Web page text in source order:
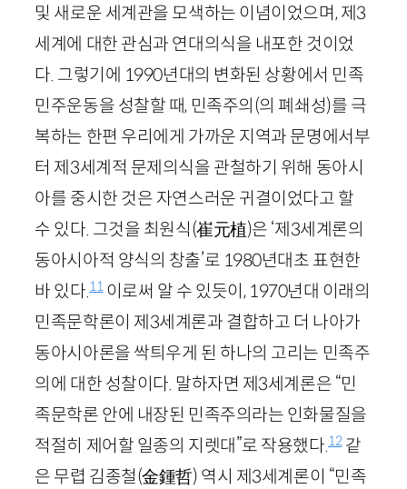
및 새로운 세계관을 모색하는 이념이었으며, 제 3
세계에 대한 관심과 연대의식을 내포한 것이었
다. 그렇기에 1990년대의 변화된 상황에서 민족
민주운동을 성찰할 때, 민족주의(의 폐쇄성)를 극
복하는 한편 우리에게 가까운 지역과 문명에서부
터 제 3세계적 문제의식을 관철하기 위해 동아시
아를 중시한 것은 자연스러운 귀결이었다고 할
수 있다. 그것을 최원식(崔元植)은 ‘제 3세계론의
동아시아적 양식의 창출’로 1980년대초 표현한
바 있다.11이로써 알 수 있듯이, 1970년대 이래의
민족문학론이 제 3세계론과 결합하고 더 나아가
동아시아론을 싹틔우게 된 하나의 고리는 민족주
의에 대한 성찰이다. 말하자면 제 3세계론은 “민
족문학론 안에 내장된 민족주의라는 인화물질을
적절히 제어할 일종의 지렛대”로 작용했다.12같
은 무렵 김종철(金鍾哲) 역시 제 3세계론이 “민족